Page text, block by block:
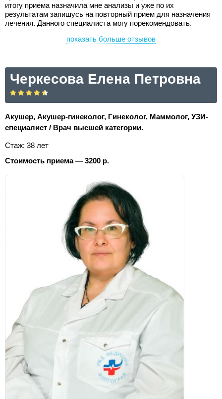
итогу приема назначила мне анализы и уже по их
результатам запишусь на повторный прием для назначения
лечения. Данного специалиста могу порекомендовать.
показать больше отзывов
Черкесова Елена Петровна
Акушер, Акушер-гинеколог, Гинеколог, Маммолог, УЗИ-
специалист / Врач высшей категории.
Стаж: 38 лет
Стоимость приема — 3200 р.